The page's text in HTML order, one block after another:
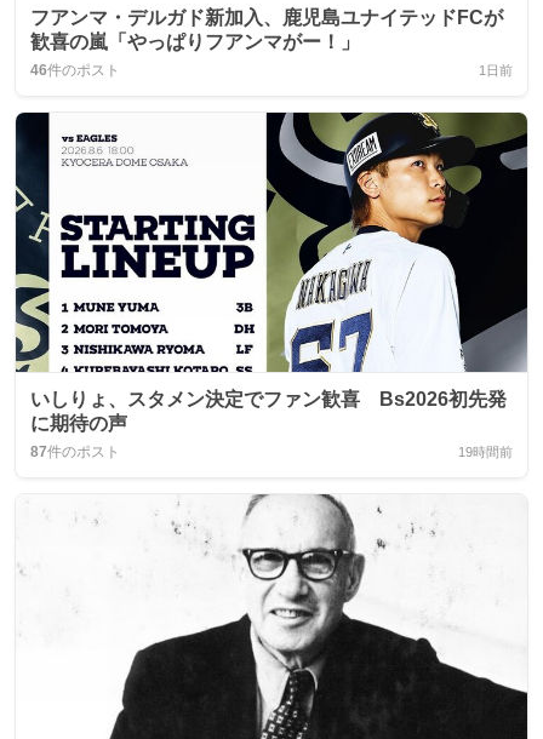
フアンマ・デルガド新加入、鹿児島ユナイテッドFCが
歓喜の嵐「やっぱりフアンマがー！」
46件のポスト 1日前
いしりょ、スタメン決定でファン歓喜 Bs2026初先発
に期待の声
87件のポスト 19時間前